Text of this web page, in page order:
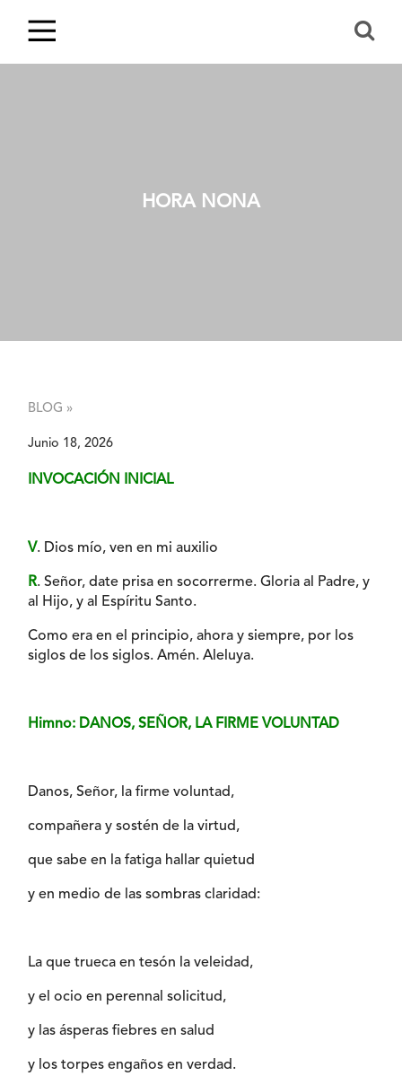
HORA NONA
BLOG »
Junio 18, 2026
INVOCACIÓN INICIAL
V. Dios mío, ven en mi auxilio
R. Señor, date prisa en socorrerme. Gloria al Padre, y
al Hijo, y al Espíritu Santo.
Como era en el principio, ahora y siempre, por los
siglos de los siglos. Amén. Aleluya.
Himno: DANOS, SEÑOR, LA FIRME VOLUNTAD
Danos, Señor, la firme voluntad,
compañera y sostén de la virtud,
que sabe en la fatiga hallar quietud
y en medio de las sombras claridad:
La que trueca en tesón la veleidad,
y el ocio en perennal solicitud,
y las ásperas fiebres en salud
y los torpes engaños en verdad.